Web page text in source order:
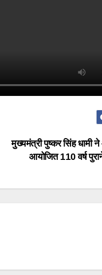
मुख्यमंत्री पुष्कर सिंह धामी
आयोजित 110 वर्ष